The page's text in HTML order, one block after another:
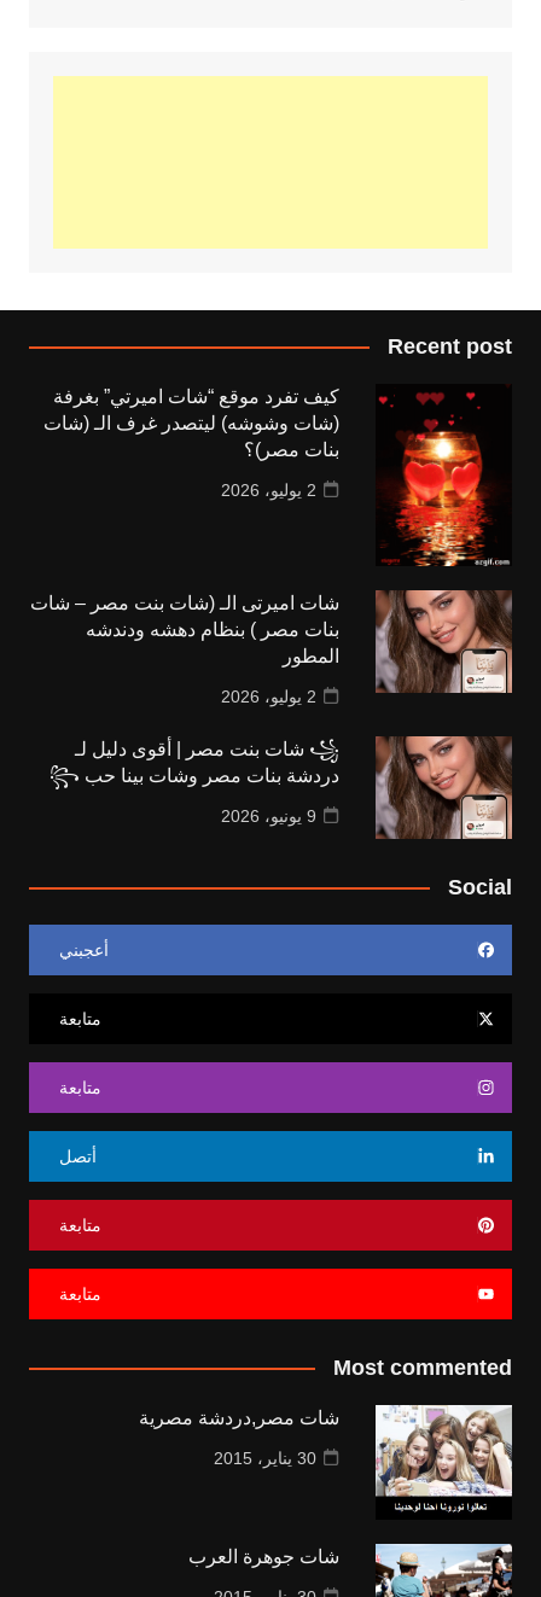
Recent post
كيف تفرد موقع “شات اميرتي” بغرفة
(شات وشوشه) ليتصدر غرف الـ (شات
بنات مصر)؟
2 يوليو، 2026
شات اميرتى الـ (شات بنت مصر – شات
بنات مصر ) بنظام دهشه ودندشه
المطور
2 يوليو، 2026
꧁ شات بنت مصر | أقوى دليل لـ
دردشة بنات مصر وشات بينا حب ꧂
9 يونيو، 2026
Social
أعجبني
متابعة
متابعة
أتصل
متابعة
متابعة
Most commented
شات مصر,دردشة مصرية
30 يناير، 2015
شات جوهرة العرب